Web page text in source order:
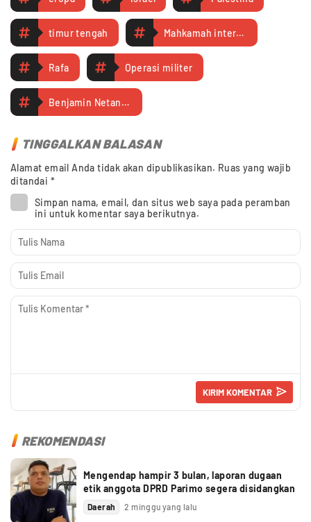
timur tengah Mahkamah internasional
Rafa Operasi militer
Benjamin Netanyahu
TINGGALKAN BALASAN
Alamat email Anda tidak akan dipublikasikan. Ruas yang wajib
ditandai *
Simpan nama, email, dan situs web saya pada peramban
ini untuk komentar saya berikutnya.
REKOMENDASI
Mengendap hampir 3 bulan, laporan dugaan
etik anggota DPRD Parimo segera disidangkan
Daerah 2 minggu yang lalu